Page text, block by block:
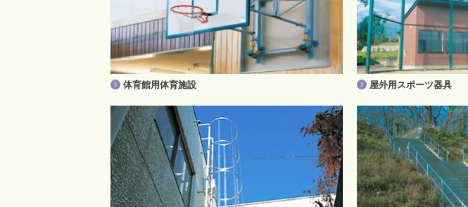
体育館用体育施設 屋外用スポーツ器具